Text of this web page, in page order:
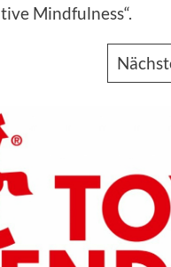
Mindfulness“.